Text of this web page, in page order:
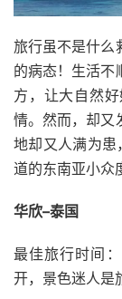
旅行虽不是什么
的病态！生活不
方，让大自然
情。然而，却又
地却又人满为
道的东南亚小众
华欣–泰国
最佳旅行时间
开，景色迷人是